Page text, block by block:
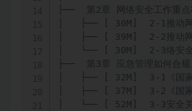
├──  第2章 网络安全工作重
│   ├── [ 30M]  2-1推动网络
│   ├── [ 39M]  2-2推动网络
│   └── [ 30M]  2-3络安全如
├──  第3章 应急管理如何合
│   ├── [ 32M]  3-1《国家网
│   ├── [ 37M]  3-2《国家网
│   └── [ 52M]  3-3安全关